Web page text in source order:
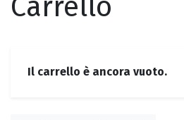
Carrello
Il carrello è ancora vuoto.